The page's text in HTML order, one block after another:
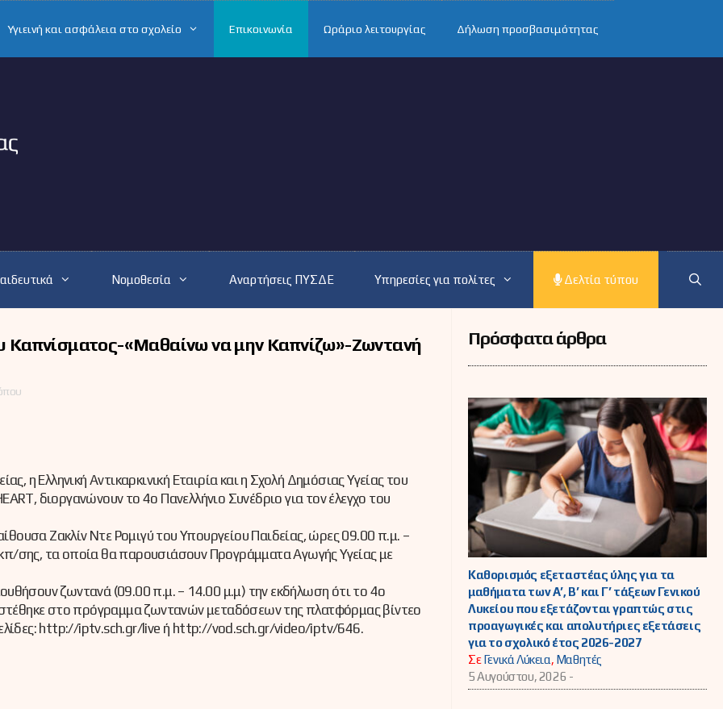
Υγιεινή και ασφάλεια στο σχολείο Επικοινωνία Ωράριο λειτουργίας Δήλωση προσβασιμότητας
Νομοθεσία Αναρτήσεις ΠΥΣΔΕ Υπηρεσίες για πολίτες Δελτία τύπου
Καπνίσματος-«Μαθαίνω να μην Καπνίζω»-Ζωντανή
η Ελληνική Αντικαρκινική Εταιρία και η Σχολή Δημόσιας Υγείας του
διοργανώνουν το 4ο Πανελλήνιο Συνέδριο για τον έλεγχο του
Ζακλίν Ντε Ρομιγύ του Υπουργείου Παιδείας, ώρες 09.00 π.μ. –
σης, τα οποία θα παρουσιάσουν Προγράμματα Αγωγής Υγείας με
ζωντανά (09.00 π.μ. – 14.00 μ.μ) την εκδήλωση ότι το 4ο
στο πρόγραμμα ζωντανών μεταδόσεων της πλατφόρμας βίντεο
http://iptv.sch.gr/live ή http://vod.sch.gr/video/iptv/646.
Πρόσφατα άρθρα
Καθορισμός εξεταστέας ύλης για τα
μαθήματα των Α’, Β’ και Γ’ τάξεων Γενικού
Λυκείου που εξετάζονται γραπτώς στις
προαγωγικές και απολυτήριες εξετάσεις
για το σχολικό έτος 2026-2027
ΣεΓενικά Λύκεια, Μαθητές
5 Αυγούστου, 2026 -